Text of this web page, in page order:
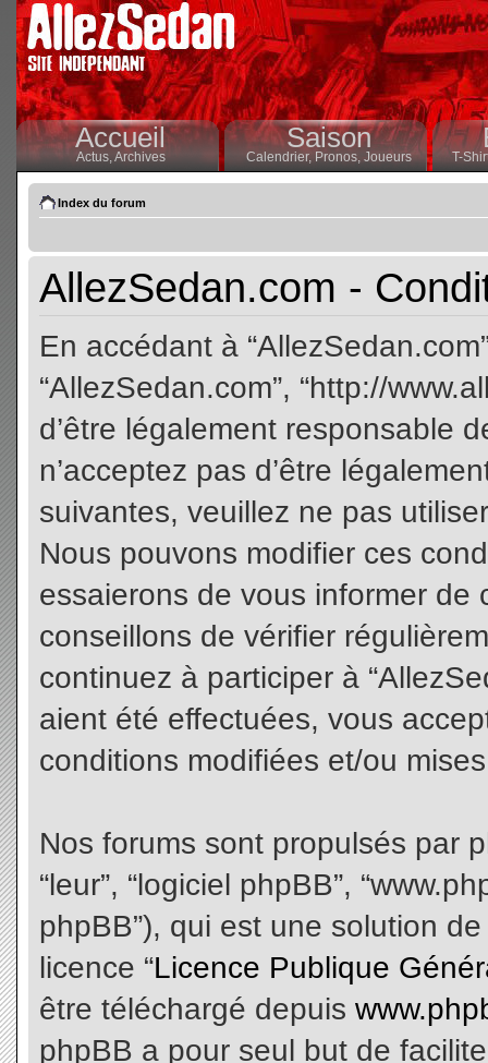
Accueil
Actus,Archives
Saison
Calendrier,Pronos, Joueurs T-
Index du forum
AllezSedan.com -
En accédant à
“AllezSedan.com”, “http://
d’être légalement responsable
n’acceptez pas d’être
suivantes, veuillez ne pas
Nous pouvons modifier ces
essaierons de vous informer
conseillons de vérifier
continuez à participer à
aient été effectuées, vous
conditions modifiées et/ou
Nos forums sont propulsés par
“leur”, “logiciel phpBB”,
phpBB”), qui est une solution
licence “Licence Publique
être téléchargé depuis
phpBB a pour seul but de